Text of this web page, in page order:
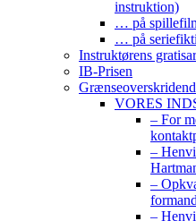
instruktion)
… på
… på
Instruktørens
IB-Prisen
VORES
– For
–
–
–